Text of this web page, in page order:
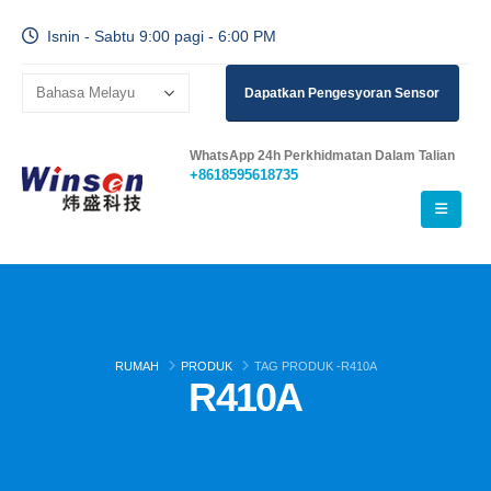
Isnin - Sabtu 9:00 pagi - 6:00 PM
Dapatkan Pengesyoran Sensor
WhatsApp 24h Perkhidmatan Dalam Talian
+8618595618735
RUMAH PRODUK TAG PRODUK -R410A
R410A